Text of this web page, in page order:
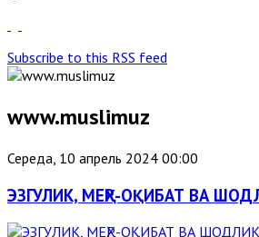
Subscribe to this RSS feed
www.muslimuz
Середа, 10 апрель 2024 00:00
ЭЗГУЛИК, МЕҲР-ОҚИБАТ ВА